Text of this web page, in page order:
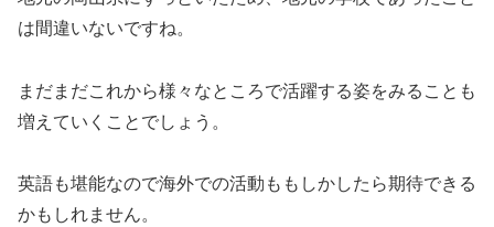
は間違いないですね。
まだまだこれから様々なところで活躍する姿をみることも
増えていくことでしょう。
英語も堪能なので海外での活動ももしかしたら期待できる
かもしれません。